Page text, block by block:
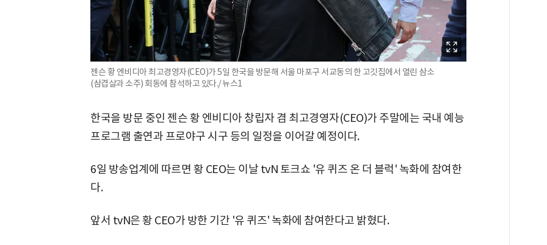
젠슨 황 엔비디아 최고경영자(CEO)가 5일 한국을 방문해 서울 마포구 서교동의 한 고깃집에서 열린 삼소
(삼겹살과 소주) 회동에 참석하고 있다./ 뉴스1
한국을 방문 중인 젠슨 황 엔비디아 창립자 겸 최고경영자(CEO)가 주말에는 국내 예능
프로그램 출연과 프로야구 시구 등의 일정을 이어갈 예정이다.
6일 방송업계에 따르면 황 CEO는 이날 tvN 토크쇼 '유 퀴즈 온 더 블럭' 녹화에 참여한
다.
앞서 tvN은 황 CEO가 방한 기간 '유 퀴즈' 녹화에 참여한다고 밝혔다.